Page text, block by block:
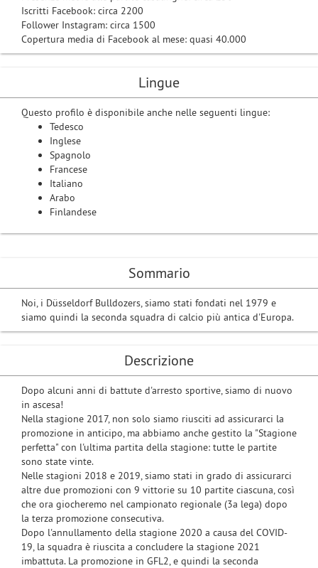
Sommario
Noi, i Düsseldorf Bulldozers, siamo stati fondati nel 1979 e
siamo quindi la seconda squadra di calcio più antica d'Europa.
Descrizione
Dopo alcuni anni di battute d'arresto sportive, siamo di nuovo
in ascesa!
Nella stagione 2017, non solo siamo riusciti ad assicurarci la
promozione in anticipo, ma abbiamo anche gestito la "Stagione
perfetta" con l'ultima partita della stagione: tutte le partite
sono state vinte.
Nelle stagioni 2018 e 2019, siamo stati in grado di assicurarci
altre due promozioni con 9 vittorie su 10 partite ciascuna, così
che ora giocheremo nel campionato regionale (3a lega) dopo
la terza promozione consecutiva.
Dopo l'annullamento della stagione 2020 a causa del COVID-
19, la squadra è riuscita a concludere la stagione 2021
imbattuta. La promozione in GFL2, e quindi la seconda
Iscritti Facebook: circa 2200
Follower Instagram: circa 1500
Copertura media di Facebook al mese: quasi 40.000
Lingue
Questo profilo è disponibile anche nelle seguenti lingue:
Tedesco
Inglese
Spagnolo
Francese
Italiano
Arabo
Finlandese